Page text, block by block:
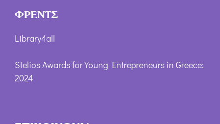
ΦΡΕΝΤΣ
Library4all
Stelios Awards for Young Entrepreneurs in Greece:
2024